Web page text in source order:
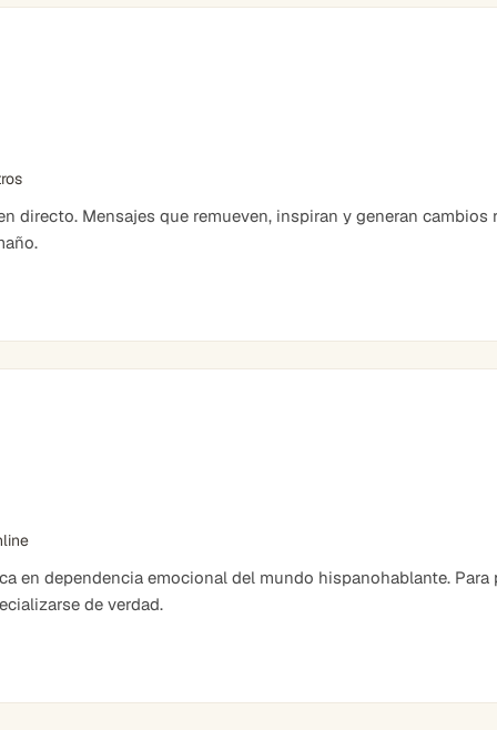
directo. Mensajes que remueven, inspiran y generan cambios
en dependencia emocional del mundo hispanohablante.
de verdad.